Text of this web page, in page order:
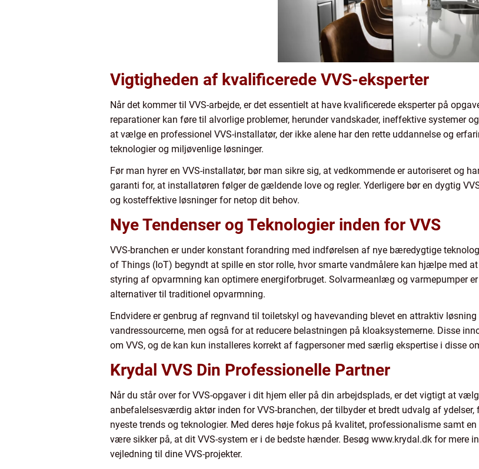
Vigtigheden af kvalificerede VVS-eksperter
Når det kommer til VVS-arbejde, er det essentielt at have kvalificerede eksperter på
reparationer kan føre til alvorlige problemer, herunder vandskader, ineffektive systemer
at vælge en professionel VVS-installatør, der ikke alene har den rette uddannelse og
teknologier og miljøvenlige løsninger.
Før man hyrer en VVS-installatør, bør man sikre sig, at vedkommende er autoriseret og
garanti for, at installatøren følger de gældende love og regler. Yderligere bør en dygtig
og kosteffektive løsninger for netop dit behov.
Nye Tendenser og Teknologier inden for VVS
VVS-branchen er under konstant forandring med indførelsen af nye bæredygtige
of Things (IoT) begyndt at spille en stor rolle, hvor smarte vandmålere kan hjælpe med
styring af opvarmning kan optimere energiforbruget. Solvarmeanlæg og varmepumper
alternativer til traditionel opvarmning.
Endvidere er genbrug af regnvand til toiletskyl og havevanding blevet en attraktiv
vandressourcerne, men også for at reducere belastningen på kloaksystemerne. Disse
om VVS, og de kan kun installeres korrekt af fagpersoner med særlig ekspertise i disse
Krydal VVS Din Professionelle Partner
Når du står over for VVS-opgaver i dit hjem eller på din arbejdsplads, er det vigtigt at
anbefalelsesværdig aktør inden for VVS-branchen, der tilbyder et bredt udvalg af
nyeste trends og teknologier. Med deres høje fokus på kvalitet, professionalisme samt
være sikker på, at dit VVS-system er i de bedste hænder. Besøg www.krydal.dk for mere
vejledning til dine VVS-projekter.